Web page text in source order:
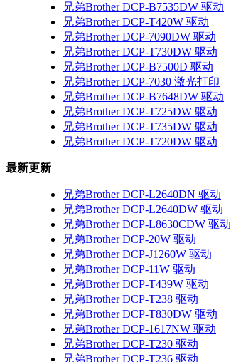
兄弟Brother DCP-B7535DW 驱动
兄弟Brother DCP-T420W 驱动
兄弟Brother DCP-7090DW 驱动
兄弟Brother DCP-T730DW 驱动
兄弟Brother DCP-B7500D 驱动
兄弟Brother DCP-7030 激光打印
兄弟Brother DCP-B7648DW 驱动
兄弟Brother DCP-T725DW 驱动
兄弟Brother DCP-T735DW 驱动
兄弟Brother DCP-T720DW 驱动
最新更新
兄弟Brother DCP-L2640DN 驱动
兄弟Brother DCP-L2640DW 驱动
兄弟Brother DCP-L8630CDW 驱动
兄弟Brother DCP-20W 驱动
兄弟Brother DCP-J1260W 驱动
兄弟Brother DCP-11W 驱动
兄弟Brother DCP-T439W 驱动
兄弟Brother DCP-T238 驱动
兄弟Brother DCP-T830DW 驱动
兄弟Brother DCP-1617NW 驱动
兄弟Brother DCP-T230 驱动
兄弟Brother DCP-T236 驱动